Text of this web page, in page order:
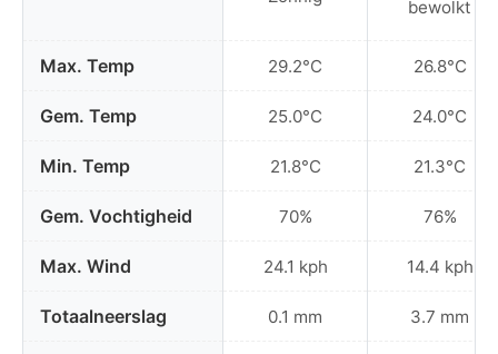
Max. Temp
Gem. Temp
Min. Temp
Gem. Vochtigheid
Max. Wind
Totaalneerslag
29.2°C
25.0°C
21.8°C
70%
24.1 kph
0.1 mm
bewolkt
26.8°C
24.0°C
21.3°C
76%
14.4 kph
3.7 mm